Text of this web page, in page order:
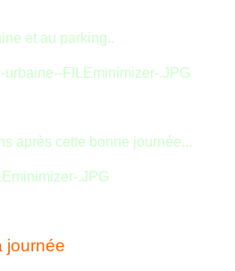
et au parking..
après cette bonne journée...
journée